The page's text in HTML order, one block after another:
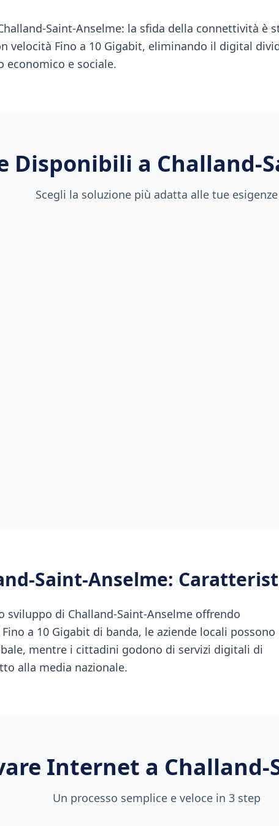
Saint-Anselme: la sfida della connettività è
velocità Fino a 10 Gigabit, eliminando il digital
e sociale.
Disponibili a Challand-
Scegli la soluzione più adatta alle tue esigenze
Saint-Anselme:
sviluppo di Challand-Saint-Anselme offrendo
a 10 Gigabit di banda, le aziende locali possono
mentre i cittadini godono di servizi digitali di
alla media nazionale.
Internet a Challand-
Un processo semplice e veloce in 3 step